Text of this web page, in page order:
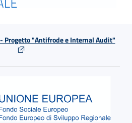
Progetto "Antifrode e Internal Audit"